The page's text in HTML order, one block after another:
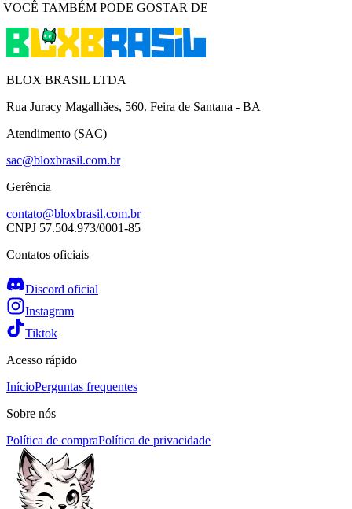
VOCÊ TAMBÉM PODE GOSTAR DE
BLOX BRASIL LTDA
Rua Juracy Magalhães, 560. Feira de Santana - BA
Atendimento (SAC)
sac@bloxbrasil.com.br
Gerência
contato@bloxbrasil.com.br
CNPJ 57.504.973/0001-85
Contatos oficiais
Discord oficial
Instagram
Tiktok
Acesso rápido
InícioPerguntas frequentes
Sobre nós
Política de compraPolítica de privacidade